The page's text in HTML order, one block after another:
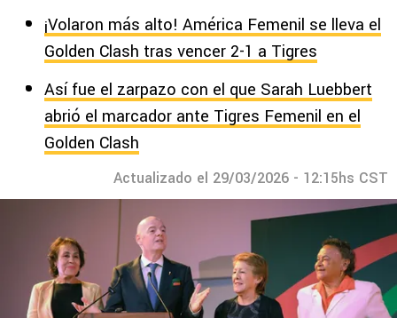
¡Volaron más alto! América Femenil se lleva el
Golden Clash tras vencer 2-1 a Tigres
Así fue el zarpazo con el que Sarah Luebbert
abrió el marcador ante Tigres Femenil en el
Golden Clash
Actualizado el 29/03/2026 - 12:15hs CST